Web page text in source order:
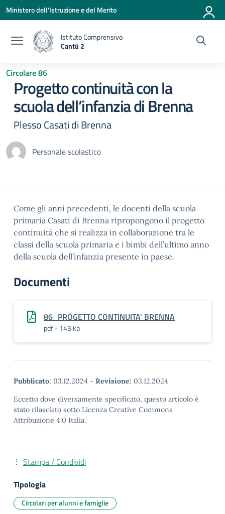
Vai ai contenuti
Vai al menu di navigazione
Vai al footer
Ministero dell'Istruzione e del Merito
Istituto Comprensivo
Cantù 2
Circolare 86
Progetto continuità con la
scuola dell’infanzia di Brenna
Plesso Casati di Brenna
Personale scolastico
Come gli anni precedenti, le docenti della scuola
primaria Casati di Brenna ripropongono il progetto
continuità che si realizza in collaborazione tra le
classi della scuola primaria e i bimbi dell’ultimo anno
della scuola dell’infanzia presente in paese.
Documenti
86_PROGETTO CONTINUITA' BRENNA
pdf - 143 kb
Pubblicato: 03.12.2024 - Revisione: 03.12.2024
Eccetto dove diversamente specificato, questo articolo è
stato rilasciato sotto Licenza Creative Commons
Attribuzione 4.0 Italia.
Stampa / Condividi
Tipologia
Circolari per alunni e famiglie